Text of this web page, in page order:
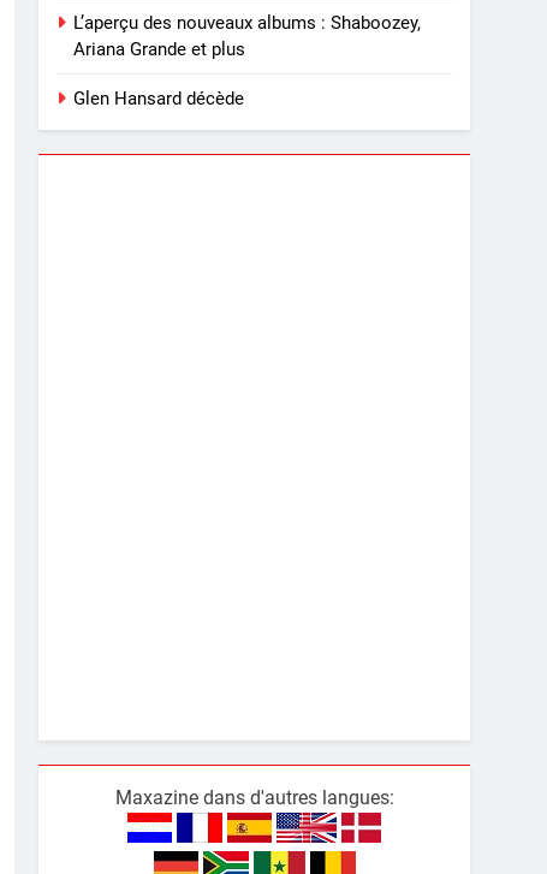
L’aperçu des nouveaux albums : Shaboozey,
Ariana Grande et plus
Glen Hansard décède
Maxazine dans d'autres langues: